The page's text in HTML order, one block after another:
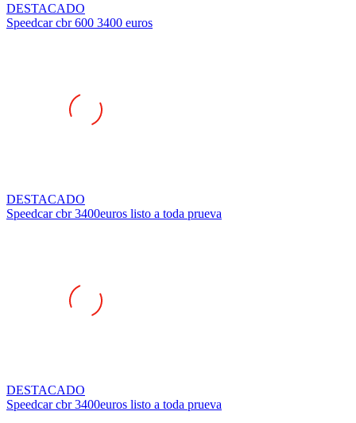
DESTACADO
Speedcar cbr 600 3400 euros
DESTACADO
Speedcar cbr 3400euros listo a toda prueva
DESTACADO
Speedcar cbr 3400euros listo a toda prueva